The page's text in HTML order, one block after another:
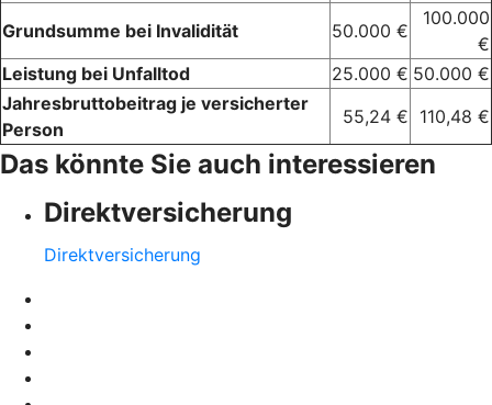
Grundsumme bei Invalidität
50.000 €
100.000
€
Leistung bei Unfalltod
25.000 € 50.000 €
Jahresbruttobeitrag je versicherter
Person
55,24 € 110,48 €
Das könnte Sie auch interessieren
Direktversicherung
Direktversicherung